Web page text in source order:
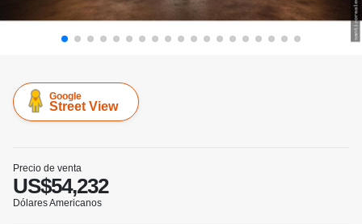
Google
Street View
Precio de venta
US$54,232
Dólares Americanos